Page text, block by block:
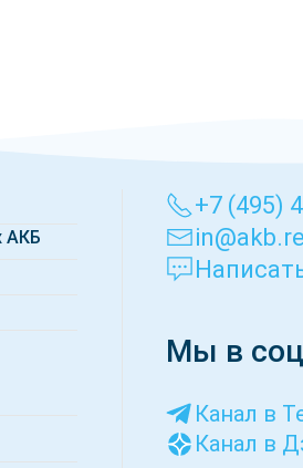
АКБ
+7 (495)
Мы в
Канал в
Канал в